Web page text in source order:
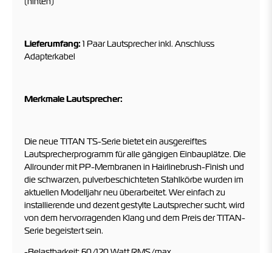
Lieferumfang: 1 Paar Lautsprecher inkl. Anschluss
Adapterkabel
Merkmale Lautsprecher:
Die neue TITAN TS-Serie bietet ein ausgereiftes
Lautsprecherprogramm für alle gängigen Einbauplätze. Die
Allrounder mit PP-Membranen in Hairlinebrush-Finish und
die schwarzen, pulverbeschichteten Stahlkörbe wurden im
aktuellen Modelljahr neu überarbeitet. Wer einfach zu
installierende und dezent gestylte Lautsprecher sucht, wird
von dem hervorragenden Klang und dem Preis der TITAN-
Serie begeistert sein.